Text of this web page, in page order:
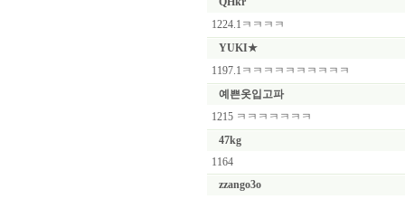
1224.1ㅋㅋㅋㅋ
YUKI★
1197.1ㅋㅋㅋㅋㅋㅋㅋㅋㅋㅋ
예쁜옷입고파
1215 ㅋㅋㅋㅋㅋㅋㅋ
47kg
1164
zzango3o